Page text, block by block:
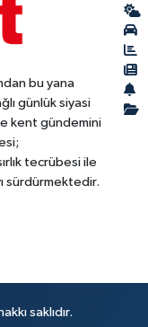
bu yana
günlük siyasi
kent gündemini
tecrübesi ile
sürdürmektedir.
saklıdır.